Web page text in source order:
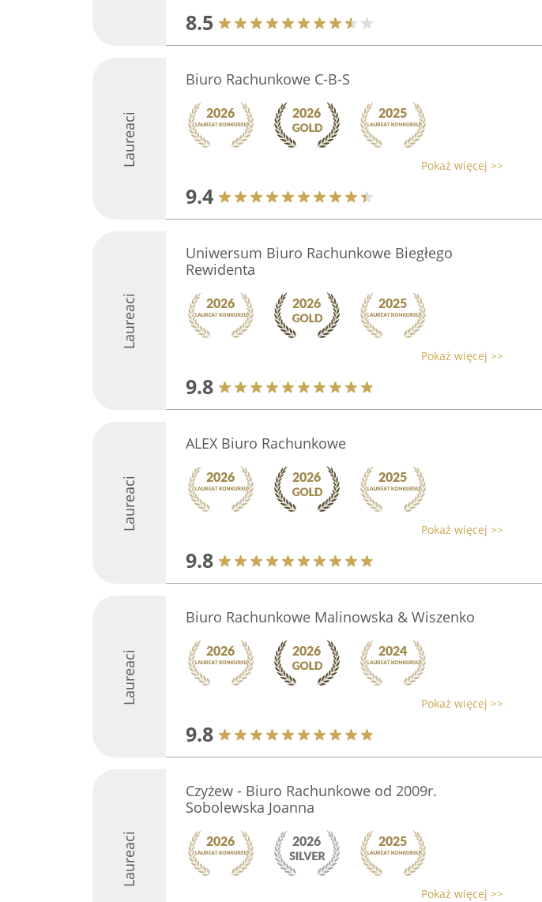
8.5
Laureaci
Biuro Rachunkowe C-B-S
Pokaż więcej >>
9.4
Laureaci
Uniwersum Biuro Rachunkowe Biegłego
Rewidenta
Pokaż więcej >>
9.8
Laureaci
ALEX Biuro Rachunkowe
Pokaż więcej >>
9.8
Laureaci
Biuro Rachunkowe Malinowska & Wiszenko
Pokaż więcej >>
9.8
Laureaci
Czyżew - Biuro Rachunkowe od 2009r.
Sobolewska Joanna
Pokaż więcej >>